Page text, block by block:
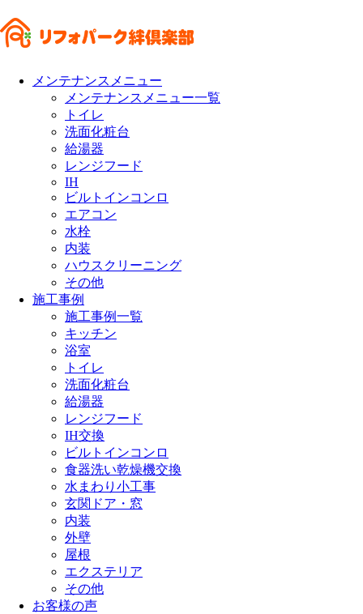
メンテナンスメニュー
メンテナンスメニュー一覧
トイレ
洗面化粧台
給湯器
レンジフード
IH
ビルトインコンロ
エアコン
水栓
内装
ハウスクリーニング
その他
施工事例
施工事例一覧
キッチン
浴室
トイレ
洗面化粧台
給湯器
レンジフード
IH交換
ビルトインコンロ
食器洗い乾燥機交換
水まわり小工事
玄関ドア・窓
内装
外壁
屋根
エクステリア
その他
お客様の声